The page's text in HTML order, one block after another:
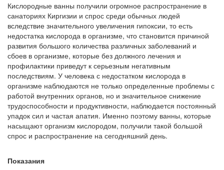
Кислородные ванны получили огромное распространение в
санаториях Киргизии и спрос среди обычных людей
вследствие значительного увеличения гипоксии, то есть
недостатка кислорода в организме, что становится причиной
развития большого количества различных заболеваний и
сбоев в организме, которые без должного лечения и
профилактики приведут к серьезным негативным
последствиям. У человека с недостатком кислорода в
организме наблюдаются не только определенные проблемы с
работой внутренних органов, но и значительное снижение
трудоспособности и продуктивности, наблюдается постоянный
упадок сил и частая апатия. Именно поэтому ванны, которые
насыщают организм кислородом, получили такой большой
спрос и распространение на сегодняшний день.
Показания